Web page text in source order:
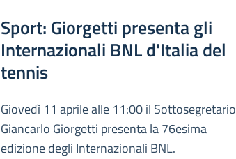
Sport: Giorgetti presenta gli
Internazionali BNL d'Italia del
tennis
Giovedì 11 aprile alle 11:00 il Sottosegretario
Giancarlo Giorgetti presenta la 76esima
edizione degli Internazionali BNL.